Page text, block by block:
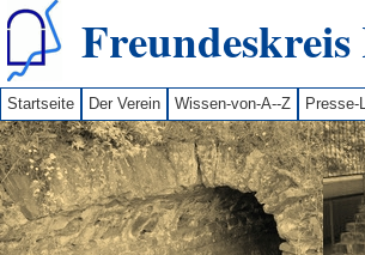
Startseite Der Verein Wissen-von-A--Z Presse-